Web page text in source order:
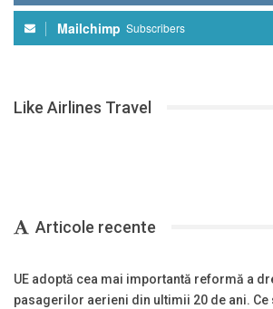
Mailchimp Subscribers
Like Airlines Travel
Articole recente
UE adoptă cea mai importantă reformă a
pasagerilor aerieni din ultimii 20 de ani. Ce